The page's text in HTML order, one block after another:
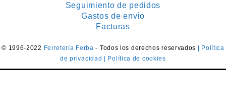
Seguimiento de pedidos
Gastos de envío
Facturas
© 1996-2022 Ferretería Ferba- Todos los derechos reservados
| Política
de privacidad
| Política de cookies